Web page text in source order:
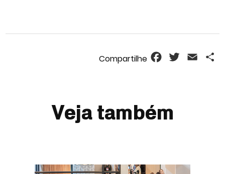
FacebookTwitterEmail
Veja também